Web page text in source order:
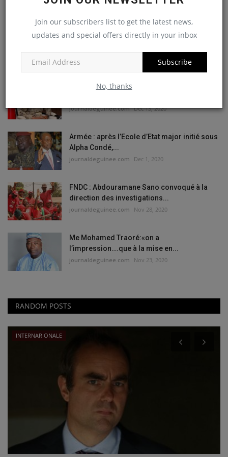
Join our subscribers list to get the latest news,
updates and special offers directly in your inbox
Subscribe
No, thanks
Ousmane Sonko, lors du meeting de Téra, appelle
à mettre...
Mali: Assimi Goïta gracie les 49 soldats
journaldeguinee.com Dec 13, 2020
Armée : après l’Ecole d’Etat major initié sous
Alpha Condé,...
journaldeguinee.com Dec 1, 2020
FNDC : Abdouramane Sano convoqué à la
direction des investigations...
journaldeguinee.com Nov 28, 2020
Me Mohamed Traoré:«on a
l’impression….que à la mise en...
journaldeguinee.com Nov 23, 2020
RANDOM POSTS
INTERNARIONALE